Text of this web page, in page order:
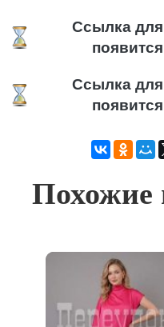
Ссылка
Ссылка
Похожие